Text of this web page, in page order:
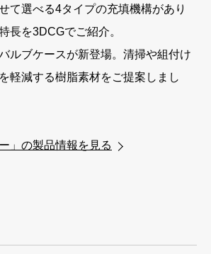
て選べる4タイプの充填機構があり
長を3DCGでご紹介。
ルブケースが新登場。清掃や組付け
軽減する樹脂素材をご提案しまし
」の製品情報を見る